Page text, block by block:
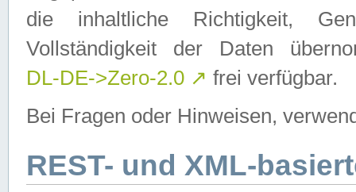
die inhaltliche Richtigkeit,
Vollständigkeit der Daten
DL-DE->Zero-2.0 ↗ frei verfügbar.
Bei Fragen oder Hinweisen,
REST- und XML-